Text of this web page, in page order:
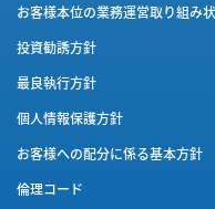
お客様本位の業務運営取り組み
投資勧誘方針
最良執行方針
個人情報保護方針
お客様への配分に係る基本方針
倫理コード